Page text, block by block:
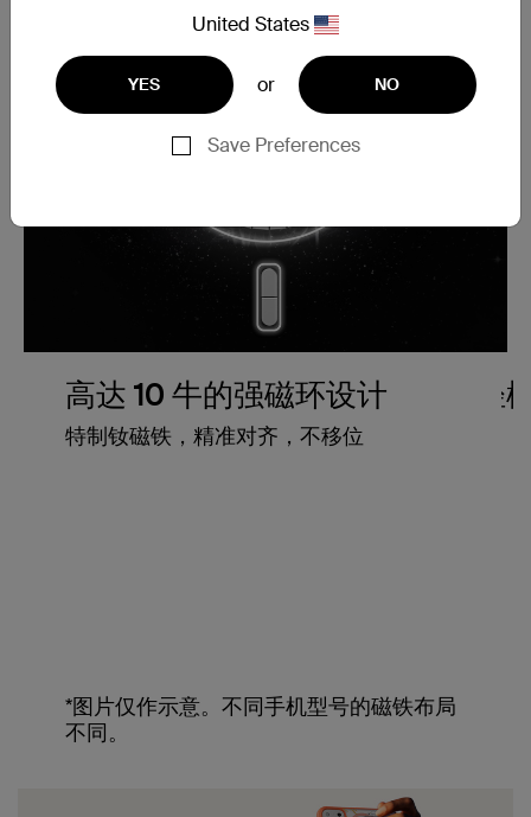
United States
YES or NO
Save Preferences
高达 10 牛的强磁环设计
特制钕磁铁，精准对齐，不移位
*图片仅作示意。不同手机型号的磁铁布局
不同。
兼容轻